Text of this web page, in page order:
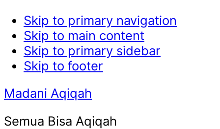
Skip to primary navigation
Skip to main content
Skip to primary sidebar
Skip to footer
Madani Aqiqah
Semua Bisa Aqiqah